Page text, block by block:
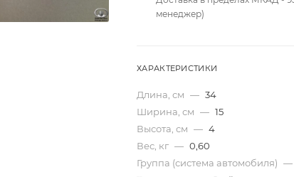
менеджер)
ХАРАКТЕРИСТИКИ
Длина, см — 34
Ширина, см — 15
Высота, см — 4
Вес, кг — 0,60
Группа (система автомобиля) —